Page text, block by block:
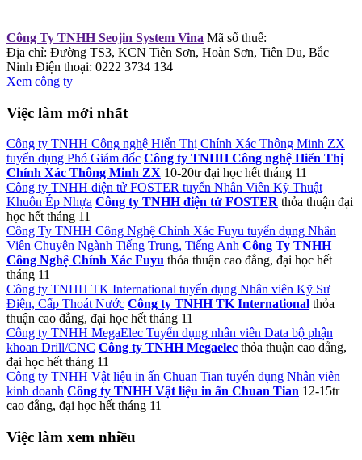
Công Ty TNHH Seojin System Vina Mã số thuế:
Địa chỉ: Đường TS3, KCN Tiên Sơn, Hoàn Sơn, Tiên Du, Bắc
Ninh Điện thoại: 0222 3734 134
Xem công ty
Việc làm mới nhất
Công ty TNHH Công nghệ Hiển Thị Chính Xác Thông Minh ZX
tuyển dụng Phó Giám đốc Công ty TNHH Công nghệ Hiển Thị
Chính Xác Thông Minh ZX 10-20tr đại học hết tháng 11
Công ty TNHH điện tử FOSTER tuyển Nhân Viên Kỹ Thuật
Khuôn Ép Nhựa Công ty TNHH điện tử FOSTER thỏa thuận đại
học hết tháng 11
Công Ty TNHH Công Nghệ Chính Xác Fuyu tuyển dụng Nhân
Viên Chuyên Ngành Tiếng Trung, Tiếng Anh Công Ty TNHH
Công Nghệ Chính Xác Fuyu thỏa thuận cao đẳng, đại học hết
tháng 11
Công ty TNHH TK International tuyển dụng Nhân viên Kỹ Sư
Điện, Cấp Thoát Nước Công ty TNHH TK International thỏa
thuận cao đẳng, đại học hết tháng 11
Công ty TNHH MegaElec Tuyển dụng nhân viên Data bộ phận
khoan Drill/CNC Công ty TNHH Megaelec thỏa thuận cao đẳng,
đại học hết tháng 11
Công ty TNHH Vật liệu in ấn Chuan Tian tuyển dụng Nhân viên
kinh doanh Công ty TNHH Vật liệu in ấn Chuan Tian 12-15tr
cao đẳng, đại học hết tháng 11
Việc làm xem nhiều